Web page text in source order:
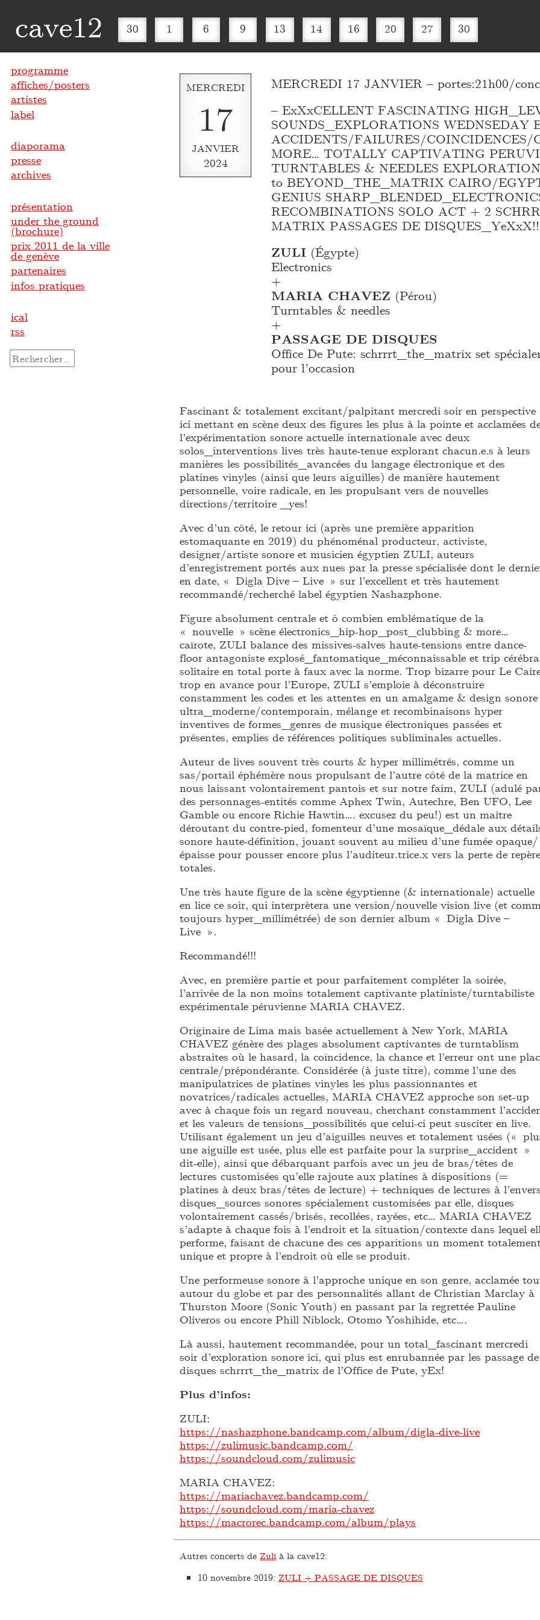
cave12 30 1 6 9 13 14 16 20 27 30
MERCREDI
17
JANVIER
2024
MERCREDI 17 JANVIER – portes:21h00/
– ExXxCELLENT FASCINATING HIGH_
SOUNDS_ EXPLORATIONS WEDNSEDAY
ACCIDENTS/FAILURES/COINCIDENCES/
MORE… TOTALLY CAPTIVATING
TURNTABLES & NEEDLES
to BEYOND_ THE_ MATRIX CAIRO/
GENIUS SHARP_ BLENDED_
RECOMBINATIONS SOLO ACT + 2
MATRIX PASSAGES DE DISQUES_
ZULI (Égypte)
Electronics
+
MARIA CHAVEZ (Pérou)
Turntables & needles
+
PASSAGE DE DISQUES
Office De Pute: schrrrt_ the_ matrix set
pour l’occasion
Fascinant & totalement excitant/palpitant mercredi soir en perspective
ici mettant en scène deux des figures les plus à la pointe et acclamées
l’expérimentation sonore actuelle internationale avec deux
solos_interventions lives très haute-tenue explorant chacun.e.s à leurs
manières les possibilités_avancées du langage électronique et des
platines vinyles (ainsi que leurs aiguilles) de manière hautement
personnelle, voire radicale, en les propulsant vers de nouvelles
directions/territoire _yes!
Avec d’un côté, le retour ici (après une première apparition
estomaquante en 2019) du phénoménal producteur, activiste,
designer/artiste sonore et musicien égyptien ZULI, auteurs
d’enregistrement portés aux nues par la presse spécialisée dont le
en date, « Digla Dive – Live » sur l’excellent et très hautement
recommandé/recherché label égyptien Nashazphone.
Figure absolument centrale et ô combien emblématique de la
« nouvelle » scène électronics_hip-hop_post_clubbing & more…
caïrote, ZULI balance des missives-salves haute-tensions entre dance-
floor antagoniste explosé_fantomatique_méconnaissable et trip
solitaire en total porte à faux avec la norme. Trop bizarre pour Le
trop en avance pour l’Europe, ZULI s’emploie à déconstruire
constamment les codes et les attentes en un amalgame & design sonore
ultra_moderne/contemporain, mélange et recombinaisons hyper
inventives de formes_genres de musique électroniques passées et
présentes, emplies de références politiques subliminales actuelles.
Auteur de lives souvent très courts & hyper millimétrés, comme un
sas/portail éphémère nous propulsant de l’autre côté de la matrice en
nous laissant volontairement pantois et sur notre faim, ZULI (adulé
des personnages-entités comme Aphex Twin, Autechre, Ben UFO, Lee
Gamble ou encore Richie Hawtin…. excusez du peu!) est un maître
déroutant du contre-pied, fomenteur d’une mosaïque_dédale aux
sonore haute-définition, jouant souvent au milieu d’une fumée opaque/
épaisse pour pousser encore plus l’auditeur.trice.x vers la perte de
totales.
Une très haute figure de la scène égyptienne (& internationale) actuelle
en lice ce soir, qui interprètera une version/nouvelle vision live (et
toujours hyper_millimétrée) de son dernier album « Digla Dive –
Live ».
Recommandé!!!
Avec, en première partie et pour parfaitement compléter la soirée,
l’arrivée de la non moins totalement captivante platiniste/turntabiliste
expérimentale péruvienne MARIA CHAVEZ.
Originaire de Lima mais basée actuellement à New York, MARIA
CHAVEZ génère des plages absolument captivantes de turntablism
abstraites où le hasard, la coïncidence, la chance et l’erreur ont une
centrale/prépondérante. Considérée (à juste titre), comme l’une des
manipulatrices de platines vinyles les plus passionnantes et
novatrices/radicales actuelles, MARIA CHAVEZ approche son set-up
avec à chaque fois un regard nouveau, cherchant constamment
et les valeurs de tensions_possibilités que celui-ci peut susciter en live.
Utilisant également un jeu d’aiguilles neuves et totalement usées («
une aiguille est usée, plus elle est parfaite pour la surprise_accident »
dit-elle), ainsi que débarquant parfois avec un jeu de bras/têtes de
lectures customisées qu’elle rajoute aux platines à dispositions (=
platines à deux bras/têtes de lecture) + techniques de lectures à
disques_sources sonores spécialement customisées par elle, disques
volontairement cassés/brisés, recollées, rayées, etc… MARIA CHAVEZ
s’adapte à chaque fois à l’endroit et la situation/contexte dans lequel
performe, faisant de chacune des ces apparitions un moment
unique et propre à l’endroit où elle se produit.
Une performeuse sonore à l’approche unique en son genre, acclamée
autour du globe et par des personnalités allant de Christian Marclay à
Thurston Moore (Sonic Youth) en passant par la regrettée Pauline
Oliveros ou encore Phill Niblock, Otomo Yoshihide, etc….
Là aussi, hautement recommandée, pour un total_fascinant mercredi
soir d’exploration sonore ici, qui plus est enrubannée par les passage de
disques schrrrt_the_matrix de l’Office de Pute, yEx!
Plus d’infos:
ZULI:
https://nashazphone.bandcamp.com/album/digla-dive-live
https://zulimusic.bandcamp.com/
https://soundcloud.com/zulimusic
MARIA CHAVEZ:
https://mariachavez.bandcamp.com/
https://soundcloud.com/maria-chavez
https://macrorec.bandcamp.com/album/plays
Autres concerts de Zuli à la cave12:
10 novembre 2019: ZULI + PASSAGE DE DISQUES
programme
affiches/posters
artistes
label
diaporama
presse
archives
présentation
under the ground
(brochure)
prix 2011 de la ville
de genève
partenaires
infos pratiques
ical
rss
Rechercher :